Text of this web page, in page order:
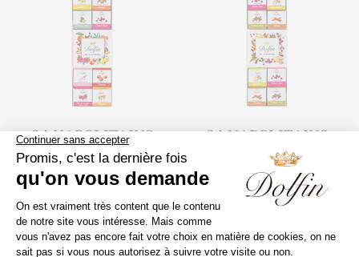
24 NAPOLITAINS
“PANACHÉ”
24 NAPOLITAINS
“ÉPICES”
9,90€